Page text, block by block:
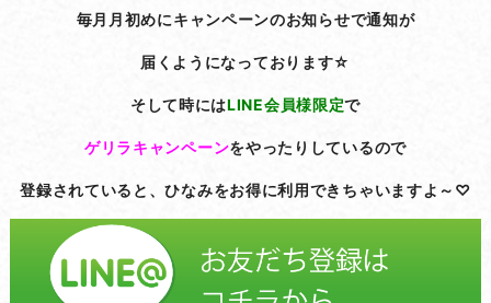
毎月月初めにキャンペーンのお知らせで通知が
届くようになっております☆
そして時にはLINE会員様限定で
ゲリラキャンペーンをやったりしているので
登録されていると、ひなみをお得に利用できちゃいますよ～♡